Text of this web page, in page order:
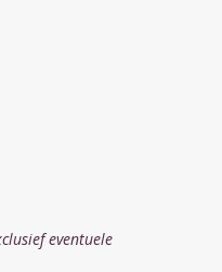
eventuele